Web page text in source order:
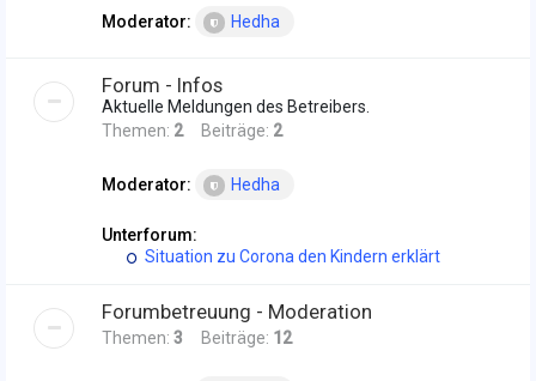
Moderator: Hedha
Forum - Infos
Aktuelle Meldungen des Betreibers.
Themen: 2Beiträge: 2
Moderator: Hedha
Unterforum:
Situation zu Corona den Kindern erklärt
Forumbetreuung - Moderation
Themen: 3 Beiträge: 12